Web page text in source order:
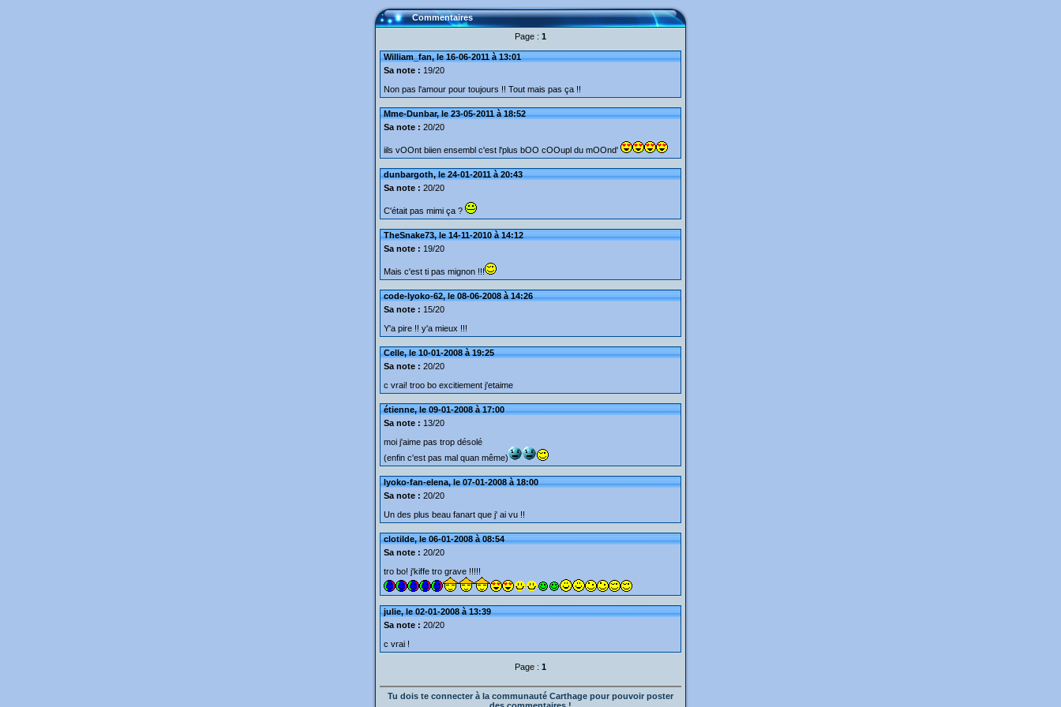
Commentaires
Page : 1
William_fan, le 16-06-2011 à 13:01
Sa note : 19/20
Non pas l'amour pour toujours !! Tout mais pas ça !!
Mme-Dunbar, le 23-05-2011 à 18:52
Sa note : 20/20
iils vOOnt biien ensembl c'est l'plus bOO cOOupl du mOOnd'
dunbargoth, le 24-01-2011 à 20:43
Sa note : 20/20
C'était pas mimi ça ?
TheSnake73, le 14-11-2010 à 14:12
Sa note : 19/20
Mais c'est ti pas mignon !!!
code-lyoko-62, le 08-06-2008 à 14:26
Sa note : 15/20
Y'a pire !! y'a mieux !!!
Celle, le 10-01-2008 à 19:25
Sa note : 20/20
c vrai! troo bo excitiement j'etaime
étienne, le 09-01-2008 à 17:00
Sa note : 13/20
moi j'aime pas trop désolé
(enfin c'est pas mal quan même)
lyoko-fan-elena, le 07-01-2008 à 18:00
Sa note : 20/20
Un des plus beau fanart que j' ai vu !!
clotilde, le 06-01-2008 à 08:54
Sa note : 20/20
tro bo! j'kiffe tro grave !!!!!
julie, le 02-01-2008 à 13:39
Sa note : 20/20
c vrai !
Page : 1
Tu dois te connecter à la communauté Carthage pour pouvoir poster